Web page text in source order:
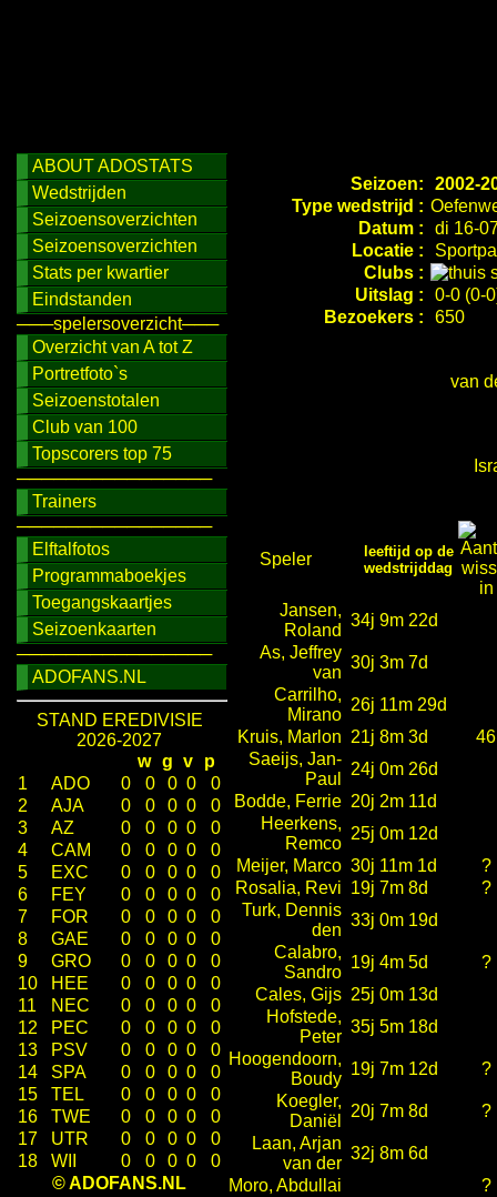
ABOUT ADOSTATS
Wedstrijden
Seizoensoverzichten
Seizoensoverzichten
Stats per kwartier
Eindstanden
───spelersoverzicht───
Overzicht van A tot Z
Portretfoto`s
Seizoenstotalen
Club van 100
Topscorers top 75
────────────────
Trainers
────────────────
Elftalfotos
Programmaboekjes
Toegangskaartjes
Seizoenkaarten
────────────────
ADOFANS.NL
STAND EREDIVISIE
2026-2027
w g v
p
1
ADO 0 0 0 0
0
2
AJA 0 0 0 0
0
3
AZ 0 0 0 0
0
4
CAM 0 0 0 0
0
5
EXC 0 0 0 0
0
6
FEY 0 0 0 0
0
7
FOR 0 0 0 0
0
8
GAE 0 0 0 0
0
9
GRO 0 0 0 0
0
10
HEE 0 0 0 0
0
11
NEC 0 0 0 0
0
12
PEC 0 0 0 0
0
13
PSV 0 0 0 0
0
14
SPA 0 0 0 0
0
15
TEL 0 0 0 0
0
16
TWE 0 0 0 0
0
17
UTR 0 0 0 0
0
18
WII 0 0 0 0
0
© ADOFANS.NL
Seizoen:
2002-
Type wedstrijd :
Datum :
di 16-
Locatie :
Clubs :
Uitslag :
0-0 (0-
Bezoekers :
650
van
Speler
leeftijd op de
wedstrijddag
Jansen,
Roland
34j 9m 22d
As, Jeffrey
van
30j 3m 7d
Carrilho,
Mirano
26j 11m 29d
Kruis, Marlon 21j 8m 3d
46
Saeijs, Jan-
Paul
24j 0m 26d
Bodde, Ferrie 20j 2m 11d
Heerkens,
Remco
25j 0m 12d
Meijer, Marco 30j 11m 1d
?
Rosalia, Revi 19j 7m 8d
?
Turk, Dennis
den
33j 0m 19d
Calabro,
Sandro
19j 4m 5d
?
Cales, Gijs 25j 0m 13d
Hofstede,
Peter
35j 5m 18d
Hoogendoorn,
Boudy
19j 7m 12d
?
Koegler,
Daniël
20j 7m 8d
?
Laan, Arjan
van der
32j 8m 6d
Moro, Abdullai
?